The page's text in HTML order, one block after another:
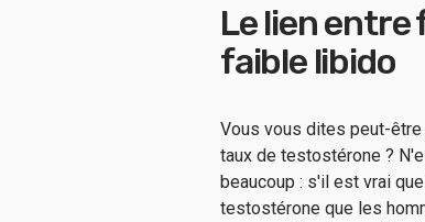
Le lien
faible libido
Vous vous dites peut-être
taux de testostérone ?
beaucoup : s'il est vrai
testostérone que les